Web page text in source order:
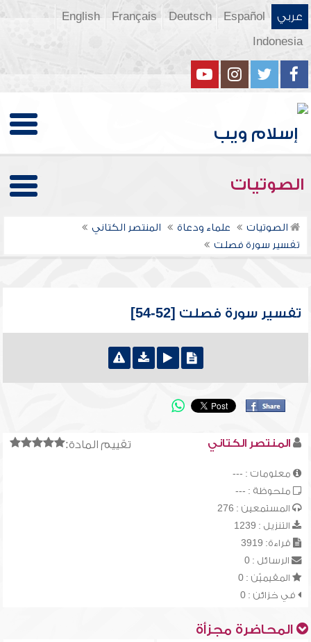
عربي Español
Deutsch
Français
English
Indonesia
الصوتيات
الصوتيات علماء ودعاة
المنتصر الكتاني
تفسير سورة فصلت
تفسير سورة فصلت [52-54]
تقييم المادة: المنتصر الكتاني
معلومات : ---
ملحوظة : ---
المستمعين : 276
التنزيل : 1239
قراءة: 3919
الرسائل : 0
المقيميّن : 0
في خزائن : 0
المحاضرة مجزأة